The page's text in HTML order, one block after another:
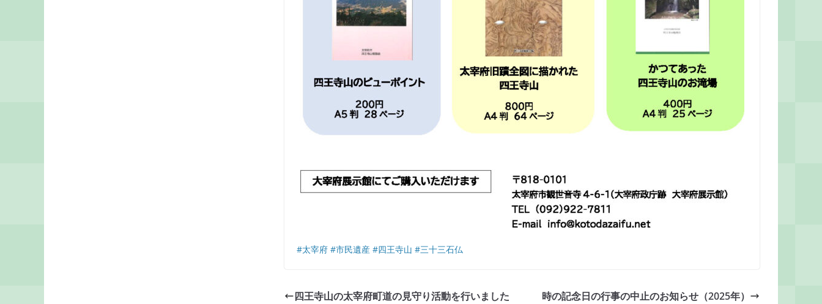
#太宰府 #市民遺産 #四王寺山 #三十三石仏
四王寺山の太宰府町道の見守り活動を行いました 時の記念日の行事の中止のお知らせ（2025年）